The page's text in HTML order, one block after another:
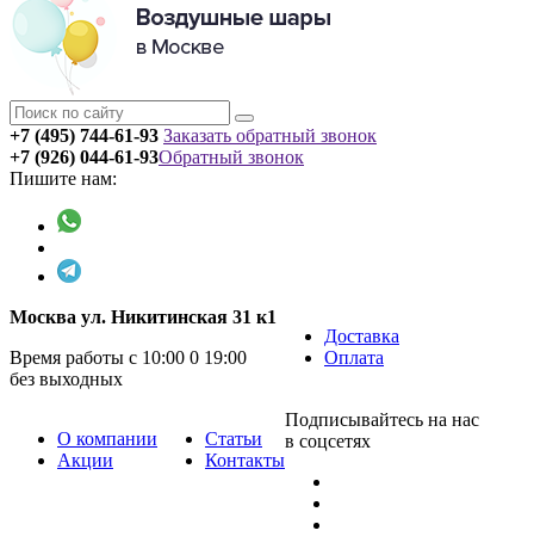
+7 (495) 744-61-93 Заказать обратный звонок
+7 (926) 044-61-93
Пишите нам:
Обратный звонок
Москва ул. Никитинская 31 к1
Время работы с 10:00 0 19:00
без выходных
Доставка
Оплата
О компании
Акции
Статьи
Контакты
Подписывайтесь на нас
в соцсетях